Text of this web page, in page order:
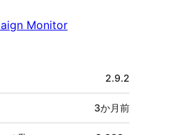
Monitor
2.9.2
3か月前